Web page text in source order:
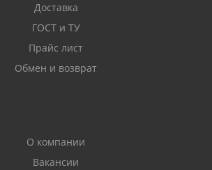
Доставка
ГОСТ и ТУ
Прайс лист
Обмен и возврат
О компании
Вакансии